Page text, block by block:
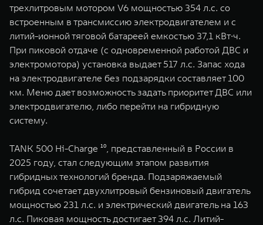
трехлитровым мотором V6 мощностью 354 л.с. со
встроенным в трансмиссию электродвигателем и с
литий-ионной тяговой батареей емкостью 37,1 кВт∙ч.
При пиковой отдаче (с одновременной работой ДВС и
электромотора) установка выдает 517 л.с. Запас хода
на электродвигателе без подзарядки составляет 100
км. Меню дает возможность задать приоритет ДВС или
электродвигателю, либо перейти на гибридную
систему.
TANK 500 Hi-Charge ¹⁰, представленный в России в
2025 году, стал следующим этапом развития
гибридных технологий бренда. Подзаряжаемый
гибрид сочетает двухлитровый бензиновый двигатель
мощностью 231 л.с. и электрический двигатель на 163
л.с. Пиковая мощность достигает 394 л.с. Литий-